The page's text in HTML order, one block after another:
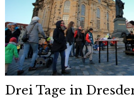
Drei Tage in